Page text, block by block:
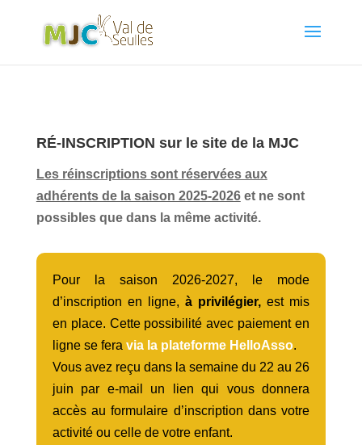
RÉ-INSCRIPTION sur le site de la MJC
Les réinscriptions sont réservées aux
adhérents de la saison 2025-2026et ne sont
possibles que dans la même activité.
Pour la saison 2026-2027, le mode
d’inscription en ligne, à privilégier,est mis
en place. Cette possibilité avec paiement en
ligne se fera via la plateforme HelloAsso.
Vous avez reçu dans la semaine du 22 au 26
juin par e-mail un lien qui vous donnera
accès au formulaire d’inscription dans votre
activité ou celle de votre enfant.